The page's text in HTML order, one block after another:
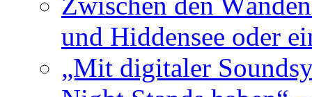
und Hiddensee oder
„Mit digitaler